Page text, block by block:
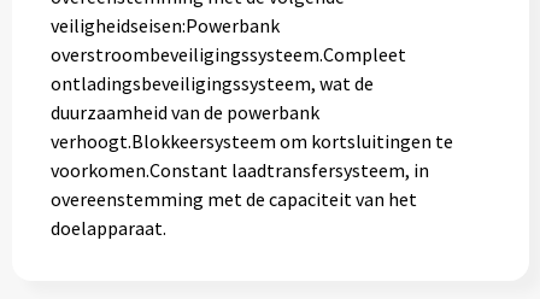
veiligheidseisen:Powerbank
overstroombeveiligingssysteem.Compleet
ontladingsbeveiligingssysteem, wat de
duurzaamheid van de powerbank
verhoogt.Blokkeersysteem om kortsluitingen te
voorkomen.Constant laadtransfersysteem, in
overeenstemming met de capaciteit van het
doelapparaat.